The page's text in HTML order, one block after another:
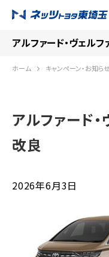
アルファード・ヴェル
ホーム キャンペーン・お知らせ
アルファード
改良
2026年6月3日